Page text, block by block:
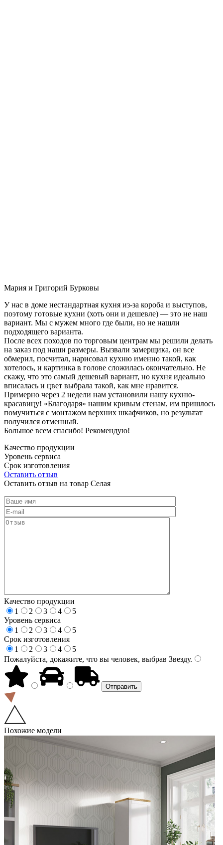
Мария и Григорий Бурковы
У нас в доме нестандартная кухня из-за короба и выступов,
поэтому готовые кухни (хоть они и дешевле) — это не наш
вариант. Мы с мужем много где были, но не нашли
подходящего варианта.
После всех походов по торговым центрам мы решили делать
на заказ под наши размеры. Вызвали замерщика, он все
обмерил, посчитал, нарисовал кухню именно такой, как
хотелось, и картинка в голове сложилась окончательно. Не
скажу, что это самый дешевый вариант, но кухня идеально
вписалась и цвет выбрала такой, как мне нравится.
Примерно через 2 недели нам установили нашу кухню-
красавицу! «Благодаря» нашим кривым стенам, им пришлось
помучиться с монтажом верхних шкафчиков, но результат
получился отменный.
Большое всем спасибо! Рекомендую!
Качество продукции
Уровень сервиса
Срок изготовления
Оставить отзыв
Оставить отзыв на товар Селая
Качество продукции
1
2 3 4
5
Уровень сервиса
1
2 3 4
5
Срок изготовления
1
2 3 4
5
Пожалуйста, докажите, что вы человек, выбрав Звезду.
Похожие модели